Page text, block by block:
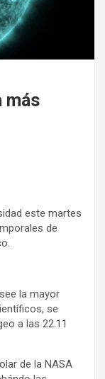
más
este martes
de
la mayor
se
a las 22.11
de la NASA